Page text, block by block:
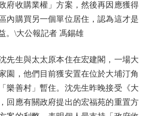
府收購業權」方案，然後再因應獲得
內購買另一個單位居住，認為這才是
。\大公報記者 馮錫雄
生與太太原本住在宏建閣，一場大
園，他們目前獲安置在位於大埔汀角
樂善村」暫住。沈先生昨晚接受《大
回應有關政府提出的宏福苑的重置方